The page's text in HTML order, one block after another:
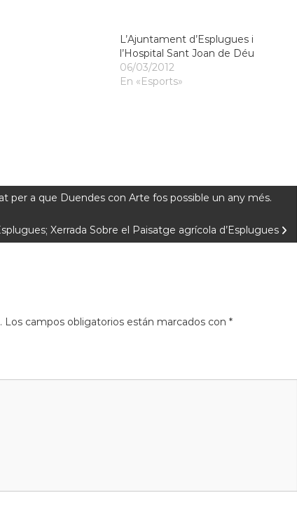
L’Ajuntament d’Esplugues i
l’Hospital Sant Joan de Déu
06/03/2012
En «Esports»
per a que Duendes con Arte fos possible un any més.
Xerrada Sobre el Paisatge agrícola d’Esplugues
Los campos obligatorios están marcados con *